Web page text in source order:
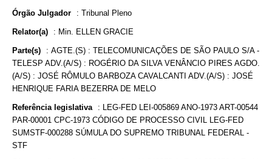
Órgão Julgador : Tribunal Pleno
Relator(a) : Min. ELLEN GRACIE
Parte(s) : AGTE.(S) : TELECOMUNICAÇÕES DE SÃO PAULO S/A -
TELESP ADV.(A/S) : ROGÉRIO DA SILVA VENÂNCIO PIRES AGDO.
(A/S) : JOSÉ RÔMULO BARBOZA CAVALCANTI ADV.(A/S) : JOSÉ
HENRIQUE FARIA BEZERRA DE MELO
Referência legislativa : LEG-FED LEI-005869 ANO-1973 ART-00544
PAR-00001 CPC-1973 CÓDIGO DE PROCESSO CIVIL LEG-FED
SUMSTF-000288 SÚMULA DO SUPREMO TRIBUNAL FEDERAL -
STF